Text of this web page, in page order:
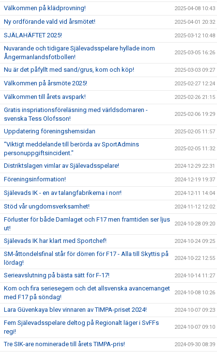
Välkommen på klädprovning! 2025-04-08 10:43
Ny ordförande vald vid årsmötet! 2025-04-01 20:32
SJÄLAHÄFTET 2025! 2025-03-12 10:48
Nuvarande och tidigare Själevadsspelare hyllade inom
Ångermanlandsfotbollen!
2025-03-05 16:26
Nu är det påfyllt med sand/grus, kom och köp! 2025-03-03 09:27
Välkommen på årsmöte 2025! 2025-02-27 12:24
Välkommen till årets avspark! 2025-02-26 21:15
Gratis inspriationsföreläsning med världsdomaren -
svenska Tess Olofsson!
2025-02-06 19:29
Uppdatering föreningshemsidan 2025-02-05 11:57
“Viktigt meddelande till berörda av SportAdmins
personuppgiftsincident."
2025-02-05 11:32
Distriktslagen vimlar av Själevadsspelare! 2024-12-29 22:31
Föreningsinformation! 2024-12-19 19:37
Själevads IK - en av talangfabrikerna i norr! 2024-12-11 14:04
Stöd vår ungdomsverksamhet! 2024-11-12 12:02
Förluster för både Damlaget och F17 men framtiden ser ljus
ut!
2024-10-28 09:20
Själevads IK har klart med Sportchef! 2024-10-24 09:25
SM-åttondelsfinal står för dörren för F17 - Alla till Skyttis på
lördag!
2024-10-22 12:55
Serieavslutning på bästa sätt för F-17! 2024-10-14 11:27
Kom och fira seriesegern och det allsvenska avancemanget
med F17 på söndag!
2024-10-08 10:26
Lara Güvenkaya blev vinnaren av TIMPA-priset 2024! 2024-10-07 09:23
Fem Själevadsspelare deltog på Regionalt läger i SvFFs
regi!
2024-10-07 09:10
Tre SIK-are nominerade till årets TIMPA-pris! 2024-09-30 08:39